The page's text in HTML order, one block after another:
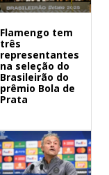
Flamengo tem
três
representantes
na seleção do
Brasileirão do
prêmio Bola de
Prata